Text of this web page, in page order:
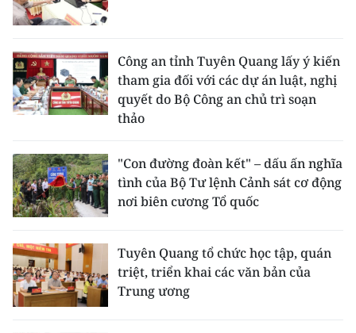
Chuyên trang TP. Hồ Chí Minh
CHUYÊN ĐỀ
CÁC CHUYÊN TRANG
THỜI NAY
NHÂN DÂN CUỐI TUẦN
NHÂN DÂN HẰNG THÁNG
MUA BÁO
Công an tỉnh Tuyên Quang lấy ý kiến
tham gia đối với các dự án luật, nghị
quyết do Bộ Công an chủ trì soạn
thảo
"Con đường đoàn kết" – dấu ấn nghĩa
tình của Bộ Tư lệnh Cảnh sát cơ động
nơi biên cương Tổ quốc
Tuyên Quang tổ chức học tập, quán
triệt, triển khai các văn bản của
Trung ương